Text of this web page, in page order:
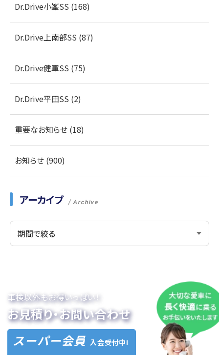
Dr.Drive小峯SS (168)
Dr.Drive上南部SS (87)
Dr.Drive健軍SS (75)
Dr.Drive平田SS (2)
重要なお知らせ (18)
お知らせ (900)
アーカイブ Archive
車検以外もお得いっぱい！
お見積り・お問い合わせ
スーパー会員 入会受付中!